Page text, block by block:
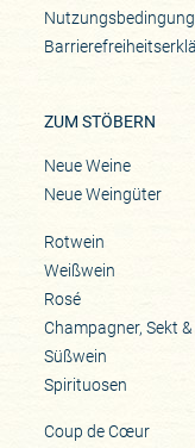
ZUM STÖBERN
Neue Weine
Neue Weingüter
Rotwein
Weißwein
Rosé
Champagner, Sekt &
Süßwein
Spirituosen
Coup de Cœur